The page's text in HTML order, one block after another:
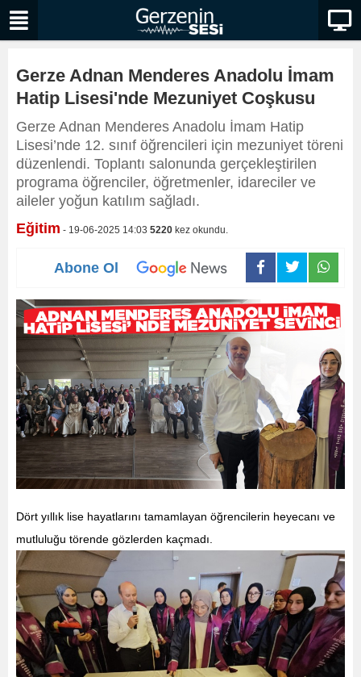
Gerze Adnan Menderes Anadolu İmam
Hatip Lisesi'nde Mezuniyet Coşkusu
Gerze Adnan Menderes Anadolu İmam Hatip
Lisesi’nde 12. sınıf öğrencileri için mezuniyet töreni
düzenlendi. Toplantı salonunda gerçekleştirilen
programa öğrenciler, öğretmenler, idareciler ve
aileler yoğun katılım sağladı.
Eğitim - 19-06-2025 14:03 5220 kez okundu.
Abone Ol
Dört yıllık lise hayatlarını tamamlayan öğrencilerin heyecanı ve
mutluluğu törende gözlerden kaçmadı.